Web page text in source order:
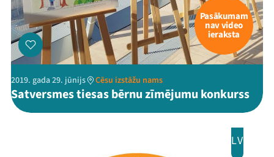
Pasākumam
nav video
ieraksta
2019. gada 29. jūnijs Cēsu izstāžu nams
Satversmes tiesas bērnu zīmējumu konkurss
LV